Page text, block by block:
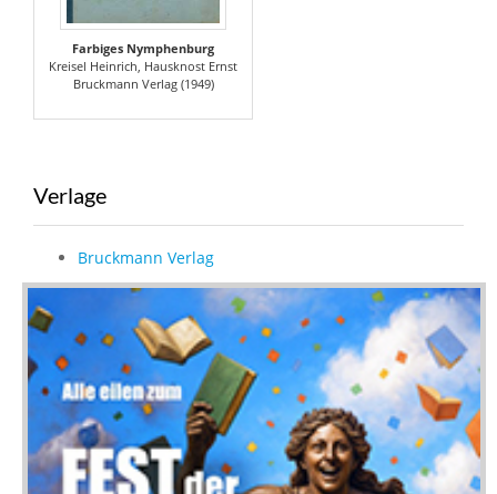
Farbiges Nymphenburg
Kreisel Heinrich, Hausknost Ernst
Bruckmann Verlag (1949)
Verlage
Bruckmann Verlag